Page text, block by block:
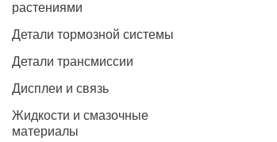
растениями
Детали тормозной системы
Детали трансмиссии
Дисплеи и связь
Жидкости и смазочные
материалы